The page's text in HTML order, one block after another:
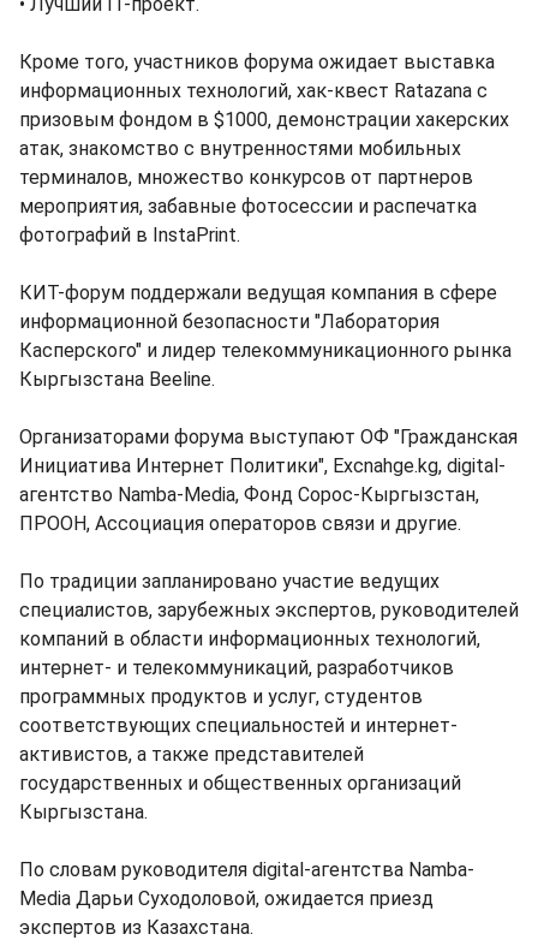
Кроме того, участников форума ожидает выставка
информационных технологий, хак-квест Ratazana с
призовым фондом в $1000, демонстрации хакерских
атак, знакомство с внутренностями мобильных
терминалов, множество конкурсов от партнеров
мероприятия, забавные фотосессии и распечатка
фотографий в InstaPrint.
КИТ-форум поддержали ведущая компания в сфере
информационной безопасности "Лаборатория
Касперского" и лидер телекоммуникационного рынка
Кыргызстана Beeline.
Организаторами форума выступают ОФ "Гражданская
Инициатива Интернет Политики", Excnahge.kg, digital-
агентство Namba-Media, Фонд Сорос-Кыргызстан,
ПРООН, Ассоциация операторов связи и другие.
По традиции запланировано участие ведущих
специалистов, зарубежных экспертов, руководителей
компаний в области информационных технологий,
интернет- и телекоммуникаций, разработчиков
программных продуктов и услуг, студентов
соответствующих специальностей и интернет-
активистов, а также представителей
государственных и общественных организаций
Кыргызстана.
По словам руководителя digital-агентства Namba-
Media Дарьи Суходоловой, ожидается приезд
экспертов из Казахстана.